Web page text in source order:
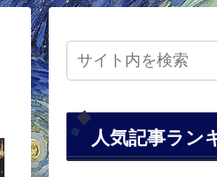
人気記事ラン